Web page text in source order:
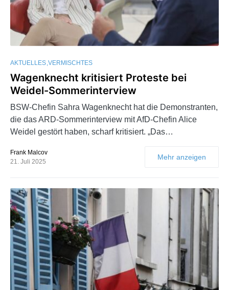
AKTUELLES VERMISCHTES
Wagenknecht kritisiert Proteste bei
Weidel-Sommerinterview
BSW-Chefin Sahra Wagenknecht hat die Demonstranten,
die das ARD-Sommerinterview mit AfD-Chefin Alice
Weidel gestört haben, scharf kritisiert. „Das…
Frank Malcov
21. Juli 2025
Mehr anzeigen